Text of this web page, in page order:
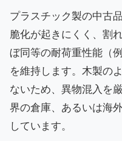
プラスチック製の中古
脆化が起きにくく、割
ぼ同等の耐荷重性能（
を維持します。木製の
ないため、異物混入を
界の倉庫、あるいは海
しています。